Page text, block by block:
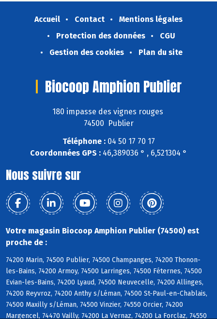
Accueil Contact
Mentions légales
Protection des données
CGU
Gestion des cookies
Plan du site
Biocoop Amphion Publier
180 impasse des vignes rouges
74500 Publier
Téléphone :04 50 17 70 17
Coordonnées GPS : 46,389036 ° , 6,521304 °
Nous suivre sur
Votre magasin Biocoop Amphion Publier (74500) est
proche de :
74200 Marin, 74500 Publier, 74500 Champanges, 74200 Thonon-
les-Bains, 74200 Armoy, 74500 Larringes, 74500 Féternes, 74500
Evian-les-Bains, 74200 Lyaud, 74500 Neuvecelle, 74200 Allinges,
74200 Reyvroz, 74200 Anthy s/Léman, 74500 St-Paul-en-Chablais,
74500 Maxilly s/Léman, 74500 Vinzier, 74550 Orcier, 74200
Margencel, 74470 Vailly, 74200 La Vernaz, 74200 La Forclaz, 74550